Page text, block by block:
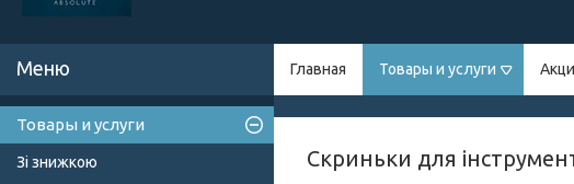
Главная Товары и услуги
Скриньки для
Товары и услуги
Зі знижкою